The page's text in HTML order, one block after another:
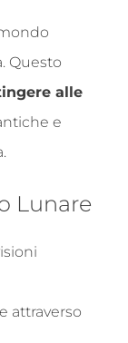
Questo
alle
e
Lunare
attraverso